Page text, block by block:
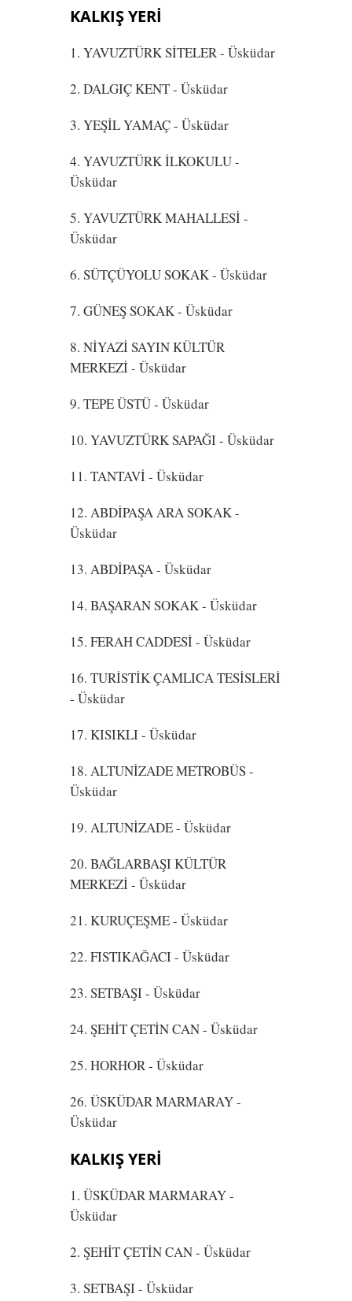
KALKIŞ YERİ
1. YAVUZTÜRK SİTELER- Üsküdar
2. DALGIÇ KENT- Üsküdar
3. YEŞİL YAMAÇ- Üsküdar
4. YAVUZTÜRK İLKOKULU-
Üsküdar
5. YAVUZTÜRK MAHALLESİ-
Üsküdar
6. SÜTÇÜYOLU SOKAK- Üsküdar
7. GÜNEŞ SOKAK- Üsküdar
8. NİYAZİ SAYIN KÜLTÜR
MERKEZİ- Üsküdar
9. TEPE ÜSTÜ- Üsküdar
10. YAVUZTÜRK SAPAĞI- Üsküdar
11. TANTAVİ- Üsküdar
12. ABDİPAŞA ARA SOKAK-
Üsküdar
13. ABDİPAŞA- Üsküdar
14. BAŞARAN SOKAK- Üsküdar
15. FERAH CADDESİ- Üsküdar
16. TURİSTİK ÇAMLICA TESİSLERİ
- Üsküdar
17. KISIKLI- Üsküdar
18. ALTUNİZADE METROBÜS-
Üsküdar
19. ALTUNİZADE- Üsküdar
20. BAĞLARBAŞI KÜLTÜR
MERKEZİ- Üsküdar
21. KURUÇEŞME- Üsküdar
22. FISTIKAĞACI- Üsküdar
23. SETBAŞI- Üsküdar
24. ŞEHİT ÇETİN CAN- Üsküdar
25. HORHOR- Üsküdar
26. ÜSKÜDAR MARMARAY-
Üsküdar
KALKIŞ YERİ
1. ÜSKÜDAR MARMARAY-
Üsküdar
2. ŞEHİT ÇETİN CAN- Üsküdar
3. SETBAŞI- Üsküdar